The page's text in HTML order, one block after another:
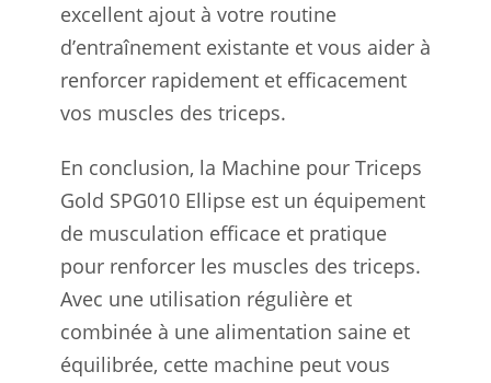
excellent ajout à votre routine
d’entraînement existante et vous aider à
renforcer rapidement et efficacement
vos muscles des triceps.
En conclusion, la Machine pour Triceps
Gold SPG010 Ellipse est un équipement
de musculation efficace et pratique
pour renforcer les muscles des triceps.
Avec une utilisation régulière et
combinée à une alimentation saine et
équilibrée, cette machine peut vous